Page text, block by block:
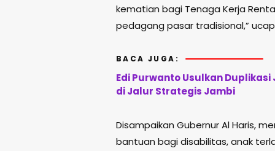
kematian bagi Tenaga Kerja
pedagang pasar tradisional,”
BACA JUGA:
Edi Purwanto Usulkan
di Jalur Strategis Jambi
Disampaikan Gubernur Al Haris,
bantuan bagi disabilitas, anak